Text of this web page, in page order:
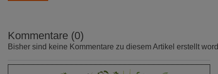
Kommentare (0)
Bisher sind keine Kommentare zu diesem Artikel erstellt